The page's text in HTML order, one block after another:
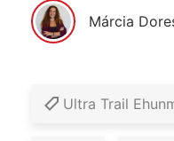
Márcia
Ultra Trail